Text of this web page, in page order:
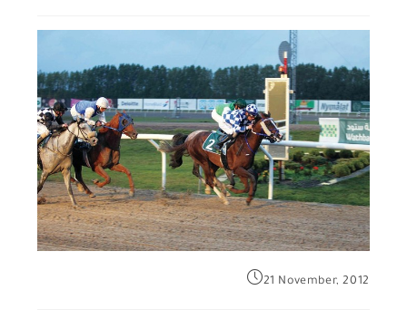
21 November, 2012